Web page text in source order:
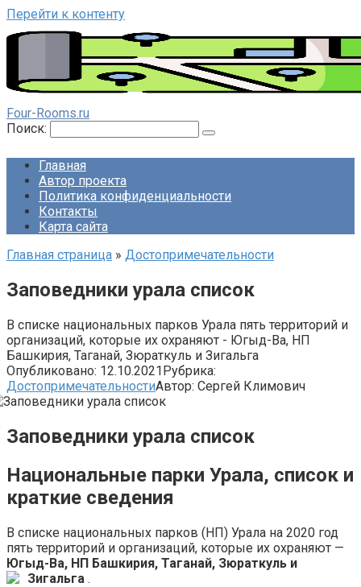
Перейти к контенту
Four-Rooms.ru
Поиск:
Главная
Автор проекта
Политика конфиденциальности
Контакты
Карта сайта
Главная страница » Достопримечательности
Заповедники урала список
В списке национальных парков Урала пять территорий и
организаций, которые их охраняют - Югыд-Ва, НП
Башкирия, Таганай, Зюраткуль и Зигальга
Опубликовано: 12.10.2021Рубрика:
ДостопримечательностиАвтор: Сергей Климович
Заповедники урала список
Национальные парки Урала, список и
краткие сведения
В списке национальных парков (НП) Урала на 2020 год
пять территорий и организаций, которые их охраняют —
Югыд-Ва, НП Башкирия, Таганай, Зюраткуль и
Зигальга .